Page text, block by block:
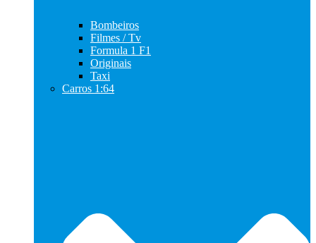
Bombeiros
Filmes / Tv
Formula 1 F1
Originais
Taxi
Carros 1:64